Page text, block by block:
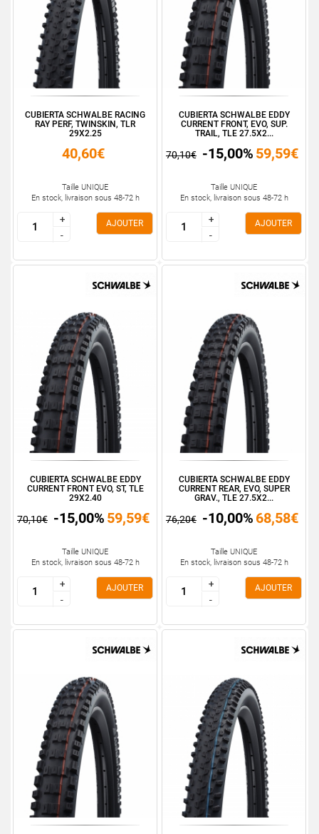
CUBIERTA SCHWALBE RACING
RAY PERF, TWINSKIN, TLR
29X2.25
40,60€
Taille UNIQUE
En stock, livraison sous 48-72 h
+
-
+
-
AJOUTER
CUBIERTA SCHWALBE EDDY
CURRENT FRONT, EVO, SUP.
TRAIL, TLE 27.5X2...
70,10€ -15,00% 59,59€
Taille UNIQUE
En stock, livraison sous 48-72 h
+
-
+
-
AJOUTER
CUBIERTA SCHWALBE EDDY
CURRENT FRONT EVO, ST, TLE
29X2.40
70,10€ -15,00% 59,59€
Taille UNIQUE
En stock, livraison sous 48-72 h
+
-
+
-
AJOUTER
CUBIERTA SCHWALBE EDDY
CURRENT REAR, EVO, SUPER
GRAV., TLE 27.5X2...
76,20€ -10,00% 68,58€
Taille UNIQUE
En stock, livraison sous 48-72 h
+
-
+
-
AJOUTER